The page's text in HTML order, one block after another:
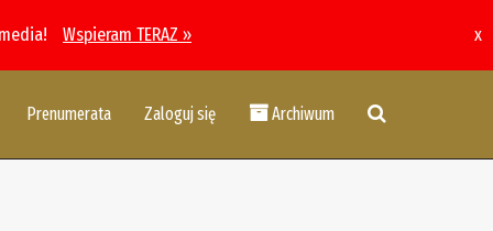
Wspieram TERAZ » x
Prenumerata Zaloguj się Archiwum